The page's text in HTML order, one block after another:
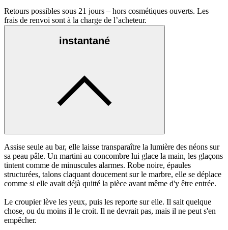
Retours possibles sous 21 jours – hors cosmétiques ouverts. Les
frais de renvoi sont à la charge de l’acheteur.
instantané
Assise seule au bar, elle laisse transparaître la lumière des néons sur
sa peau pâle. Un martini au concombre lui glace la main, les glaçons
tintent comme de minuscules alarmes. Robe noire, épaules
structurées, talons claquant doucement sur le marbre, elle se déplace
comme si elle avait déjà quitté la pièce avant même d'y être entrée.
Le croupier lève les yeux, puis les reporte sur elle. Il sait quelque
chose, ou du moins il le croit. Il ne devrait pas, mais il ne peut s'en
empêcher.